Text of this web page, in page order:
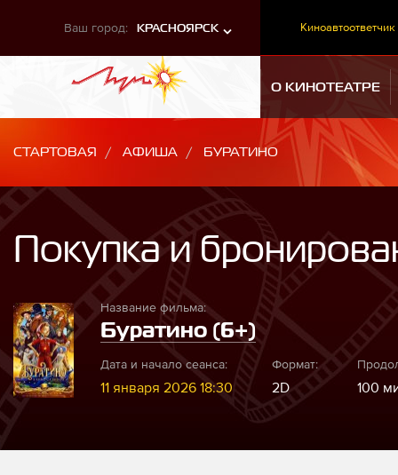
Ваш город: КРАСНОЯРСК Киноавтоответчик
О КИНОТЕАТРЕ
СТАРТОВАЯ АФИША БУРАТИНО
Покупка и
Название фильма:
Буратино (6+)
Дата и начало сеанса:
11 января 2026 18:30
Формат:
2D 100